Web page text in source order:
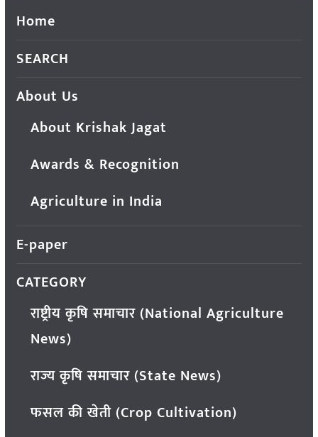
Home
SEARCH
About Us
About Krishak Jagat
Awards & Recognition
Agriculture in India
E-paper
CATEGORY
राष्ट्रीय कृषि समाचार (National Agriculture
News)
राज्य कृषि समाचार (State News)
फसल की खेती (Crop Cultivation)